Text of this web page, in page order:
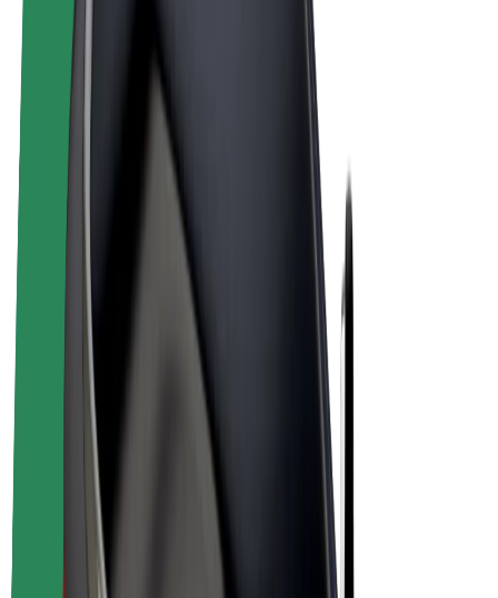
Електровелосипеди
Заробіток водія
Заробіток курʼєра
Партнери Bolt Food
Франшиза
Компанія
Кар'єра
Про компанію Bolt